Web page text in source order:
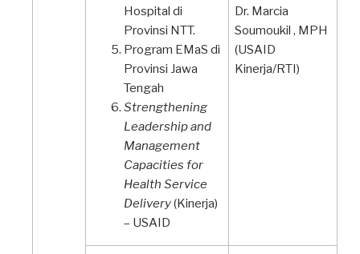
Hospital di
Provinsi NTT.
Program EMaS di
Provinsi Jawa
Tengah
Strengthening
Leadership and
Management
Capacities for
Health Service
Delivery(Kinerja)
– USAID
Dr. Marcia
Soumoukil , MPH
(USAID
Kinerja/RTI)